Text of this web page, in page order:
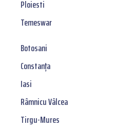
Ploiesti
Temeswar
Botosani
Constanța
Iasi
Râmnicu Vâlcea
Tirgu-Mures